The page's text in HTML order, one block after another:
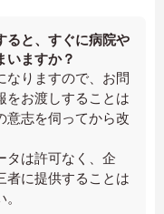
ると、すぐに病院や
いますか？
なりますので、お問
をお渡しすることは
意志を伺ってから改
タは許可なく、企
者に提供することは